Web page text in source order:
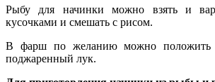
Рыбу для начинки можно взять и
кусочками и смешать с рисом.
В фарш по желанию можно положить
поджаренный лук.